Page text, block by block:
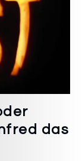
das